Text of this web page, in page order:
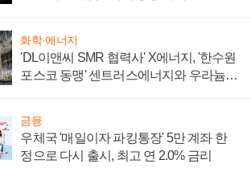
화학·에너지
'DL이앤씨 SMR 협력사' X에너지, '한수원
포스코 동맹' 센트러스에너지와 우라늄
금융
우체국 '매일이자 파킹통장' 5만 계좌 한
정으로 다시 출시, 최고 연 2.0% 금리